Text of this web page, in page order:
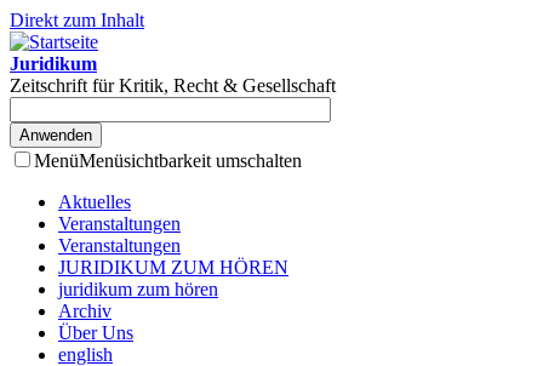
Direkt zum Inhalt
Juridikum
Zeitschrift für Kritik, Recht & Gesellschaft
MenüMenüsichtbarkeit umschalten
Aktuelles
Veranstaltungen
Veranstaltungen
JURIDIKUM ZUM HÖREN
juridikum zum hören
Archiv
Über Uns
english